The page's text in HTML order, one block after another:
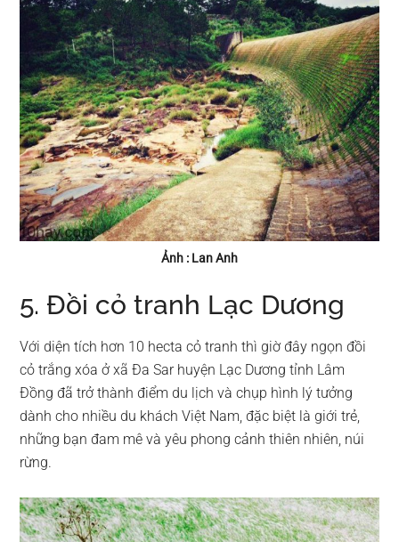
Ảnh : Lan Anh
5. Đồi cỏ tranh Lạc Dương
Với diện tích hơn 10 hecta cỏ tranh thì giờ đây ngọn đồi
cỏ trắng xóa ở xã Đa Sar huyện Lạc Dương tỉnh Lâm
Đồng đã trở thành điểm du lịch và chụp hình lý tưởng
dành cho nhiều du khách Việt Nam, đặc biệt là giới trẻ,
những bạn đam mê và yêu phong cảnh thiên nhiên, núi
rừng.